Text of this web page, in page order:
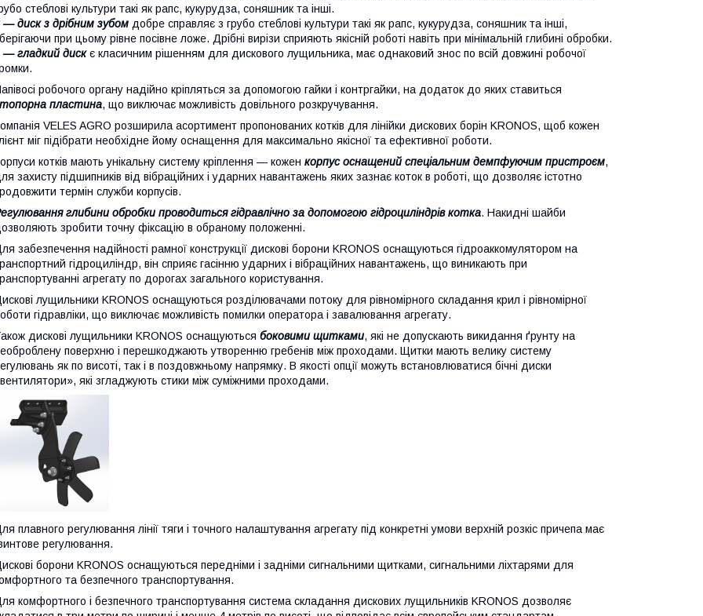
стеблові культури такі як рапс, кукурудза, соняшник та інші.
— диск з дрібним зубом добре справляє з грубо стеблові культури такі як рапс, кукурудза, соняшник та інші,
при цьому рівне посівне ложе. Дрібні вирізи сприяють якісній роботі навіть при мінімальній глибині обробки.
— гладкий дискє класичним рішенням для дискового лущильника, має однаковий знос по всій довжині робочої
робочого органу надійно кріпляться за допомогою гайки і контргайки, на додаток до яких ставиться
пластина, що виключає можливість довільного розкручування.
VELES AGRO розширила асортимент пропонованих котків для лінійки дискових борін KRONOS, щоб кожен
міг підібрати необхідне йому оснащення для максимально якісної та ефективної роботи.
котків мають унікальну систему кріплення — кожен корпус оснащений спеціальним демпфуючим пристроєм,
захисту підшипників від вібраційних і ударних навантажень яких зазнає коток в роботі, що дозволяє істотно
термін служби корпусів.
глибини обробки проводиться гідравлічно за допомогою гідроциліндрів котка. Накидні шайби
зробити точну фіксацію в обраному положенні.
забезпечення надійності рамної конструкції дискові борони KRONOS оснащуються гідроаккомулятором на
гідроциліндр, він сприяє гасінню ударних і вібраційних навантажень, що виникають при
агрегату по дорогах загального користування.
лущильники KRONOS оснащуються розділювачами потоку для рівномірного складання крил і рівномірної
гідравліки, що виключає можливість помилки оператора і завалювання агрегату.
дискові лущильники KRONOS оснащуються боковими щитками, які не допускають викидання ґрунту на
поверхню і перешкоджають утворенню гребенів між проходами. Щитки мають велику систему
як по висоті, так і в поздовжньому напрямку. В якості опції можуть встановлюватися бічні диски
які згладжують стики між суміжними проходами.
плавного регулювання лінії тяги і точного налаштування агрегату під конкретні умови верхній розкіс причепа має
регулювання.
борони KRONOS оснащуються передніми і задніми сигнальними щитками, сигнальними ліхтарями для
та безпечного транспортування.
комфортного і безпечного транспортування система складання дискових лущильників KRONOS дозволяє